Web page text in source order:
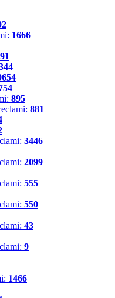
1666
91
895
881
3446
2099
555
550
43
9
1466